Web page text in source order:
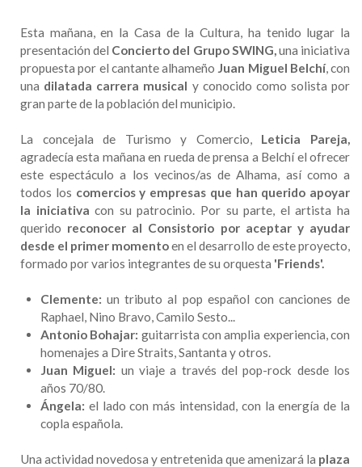
Esta mañana, en la Casa de la Cultura, ha tenido lugar la
presentación del Concierto del GrupoSWING,una iniciativa
propuesta por el cantante alhameño Juan Miguel Belchí, con
una dilatada carrera musical y conocido como solista por
gran parte de la población del municipio.
La concejala de Turismo y Comercio,Leticia Pareja,
agradecía esta mañana en rueda de prensa a Belchí el ofrecer
este espectáculo a los vecinos/as de Alhama, así como a
todos los comercios y empresas que han querido apoyar
la iniciativa con su patrocinio. Por su parte, el artista ha
querido reconocer al Consistorio por aceptar y ayudar
desde el primer momentoen el desarrollo de este proyecto,
formado por varios integrantes de su orquesta 'Friends'.
Clemente:un tributo al pop español con canciones de
Raphael, Nino Bravo, Camilo Sesto...
Antonio Bohajar: guitarrista con amplia experiencia, con
homenajes a Dire Straits, Santanta y otros.
Juan Miguel: un viaje a través del pop-rock desde los
años 70/80.
Ángela: el lado con más intensidad, con la energía de la
copla española.
Una actividad novedosa y entretenida que amenizará la plaza